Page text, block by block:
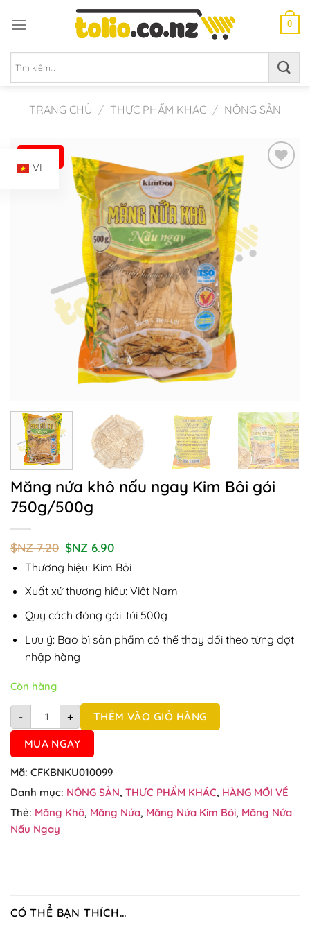
đến
0
kiếm:
TRANG CHỦ / THỰC PHẨM KHÁC / NÔNG SẢN
Măng nứa khô nấu ngay Kim Bôi gói
750g/500g
$NZ7.20 Giá
gốc
là:
7.20.
$NZ 6.90Giá
tại
$NZ
6.90.
Thương hiệu: Kim Bôi
Xuất xứ thương hiệu: Việt Nam
Quy cách đóng gói: túi 500g
Lưu ý: Bao bì sản phẩm có thể thay đổi theo từng đợt
nhập hàng
Còn hàng
-
Măng nứa khô nấu ngay Kim Bôi gói 750g/500g số lượng
+
THÊM VÀO GIỎ HÀNG
MUA NGAY
Mã: CFKBNKU010099
Danh mục: NÔNG SẢN, THỰC PHẨM KHÁC, HÀNG MỚI VỀ
Thẻ: Măng Khô, Măng Nứa, Măng Nứa Kim Bôi, Măng Nứa
Nấu Ngay
CÓ THỂ BẠN THÍCH…
VI